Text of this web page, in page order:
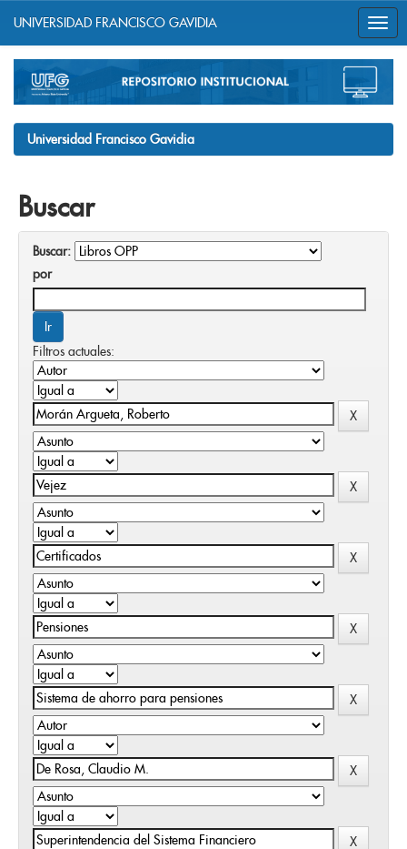
navigation
UNIVERSIDAD FRANCISCO GAVIDIA
Universidad Francisco Gavidia
Buscar
Buscar:
por
Filtros actuales: